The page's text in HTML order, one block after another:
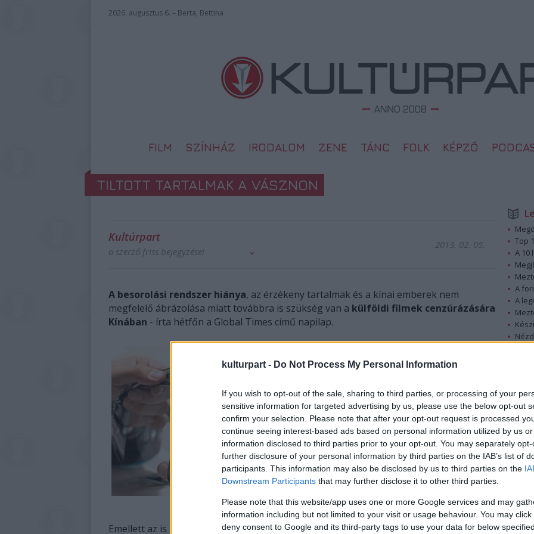
kulturpart - Do Not Process My Personal Information
If you wish to opt-out of the sale, sharing to third parties, or processing of your
sensitive information for targeted advertising by us, please use the below opt-out
confirm your selection. Please note that after your opt-out request is processed
continue seeing interest-based ads based on personal information utilized by us
information disclosed to third parties prior to your opt-out. You may separately
further disclosure of your personal information by third parties on the IAB’s list of
participants. This information may also be disclosed by us to third parties on the
Downstream Participants that may further disclose it to other third parties.
Please note that this website/app uses one or more Google services and may
information including but not limited to your visit or usage behaviour. You may
deny consent to Google and its third-party tags to use your data for below
2026. augusztus 6. – Berta, Bettina
FILM SZÍNHÁZ IRODALOM ZENE TÁNC FOLK KÉPZŐ
TILTOTT TARTALMAK A VÁSZNON
Kultúrpart
a szerző friss bejegyzései
2013. 02. 05.
A besorolási rendszer hiánya, az érzékeny tartalmak és a kínai emberek nem
megfelelő ábrázolása miatt továbbra is szükség van a külföldi filmek cenzúrázására
Kínában - írta hétfőn a Global Times című napilap.
világon, mértéke ráadásul jelentősen csökkent az
legújabb James Bond-film, a Skyfall egyes
jeleneteinek kivágása, illetve párbeszédeinek
megváltoztatása kiváltotta társadalmi felhördülés
okán közölt cikket angol nyelvű kiadásában a kínai
filmcenzúráról. A lap megjegyzi: a cenzúra a mai
napig hiányzó besorolási rendszer, valamint az
országban tiltott érzékeny tartalmak, például a
pornográf elemek gyakori megjelenése miatt
szükséges.
Emellett az is komoly gondot jelent, hogy a nyugati filmekben a kínai embereket vagy
Top
A 10
A
A